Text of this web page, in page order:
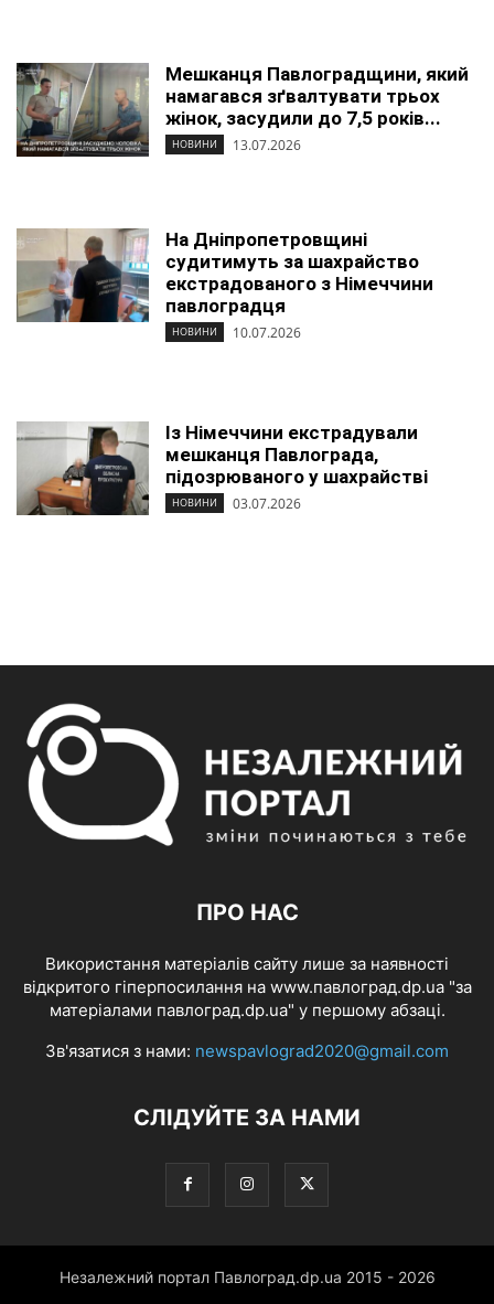
Мешканця Павлоградщини, який
намагався зґвалтувати трьох
жінок, засудили до 7,5 років...
НОВИНИ 13.07.2026
На Дніпропетровщині
судитимуть за шахрайство
екстрадованого з Німеччини
павлоградця
НОВИНИ 10.07.2026
Із Німеччини екстрадували
мешканця Павлограда,
підозрюваного у шахрайстві
НОВИНИ 03.07.2026
ПРО НАС
Використання матеріалів сайту лише за наявності
відкритого гіперпосилання на www.павлоград.dp.ua "за
матеріалами павлоград.dp.ua" у першому абзаці.
Зв'язатися з нами: newspavlograd2020@gmail.com
СЛІДУЙТЕ ЗА НАМИ
Незалежний портал Павлоград.dp.ua 2015 - 2026